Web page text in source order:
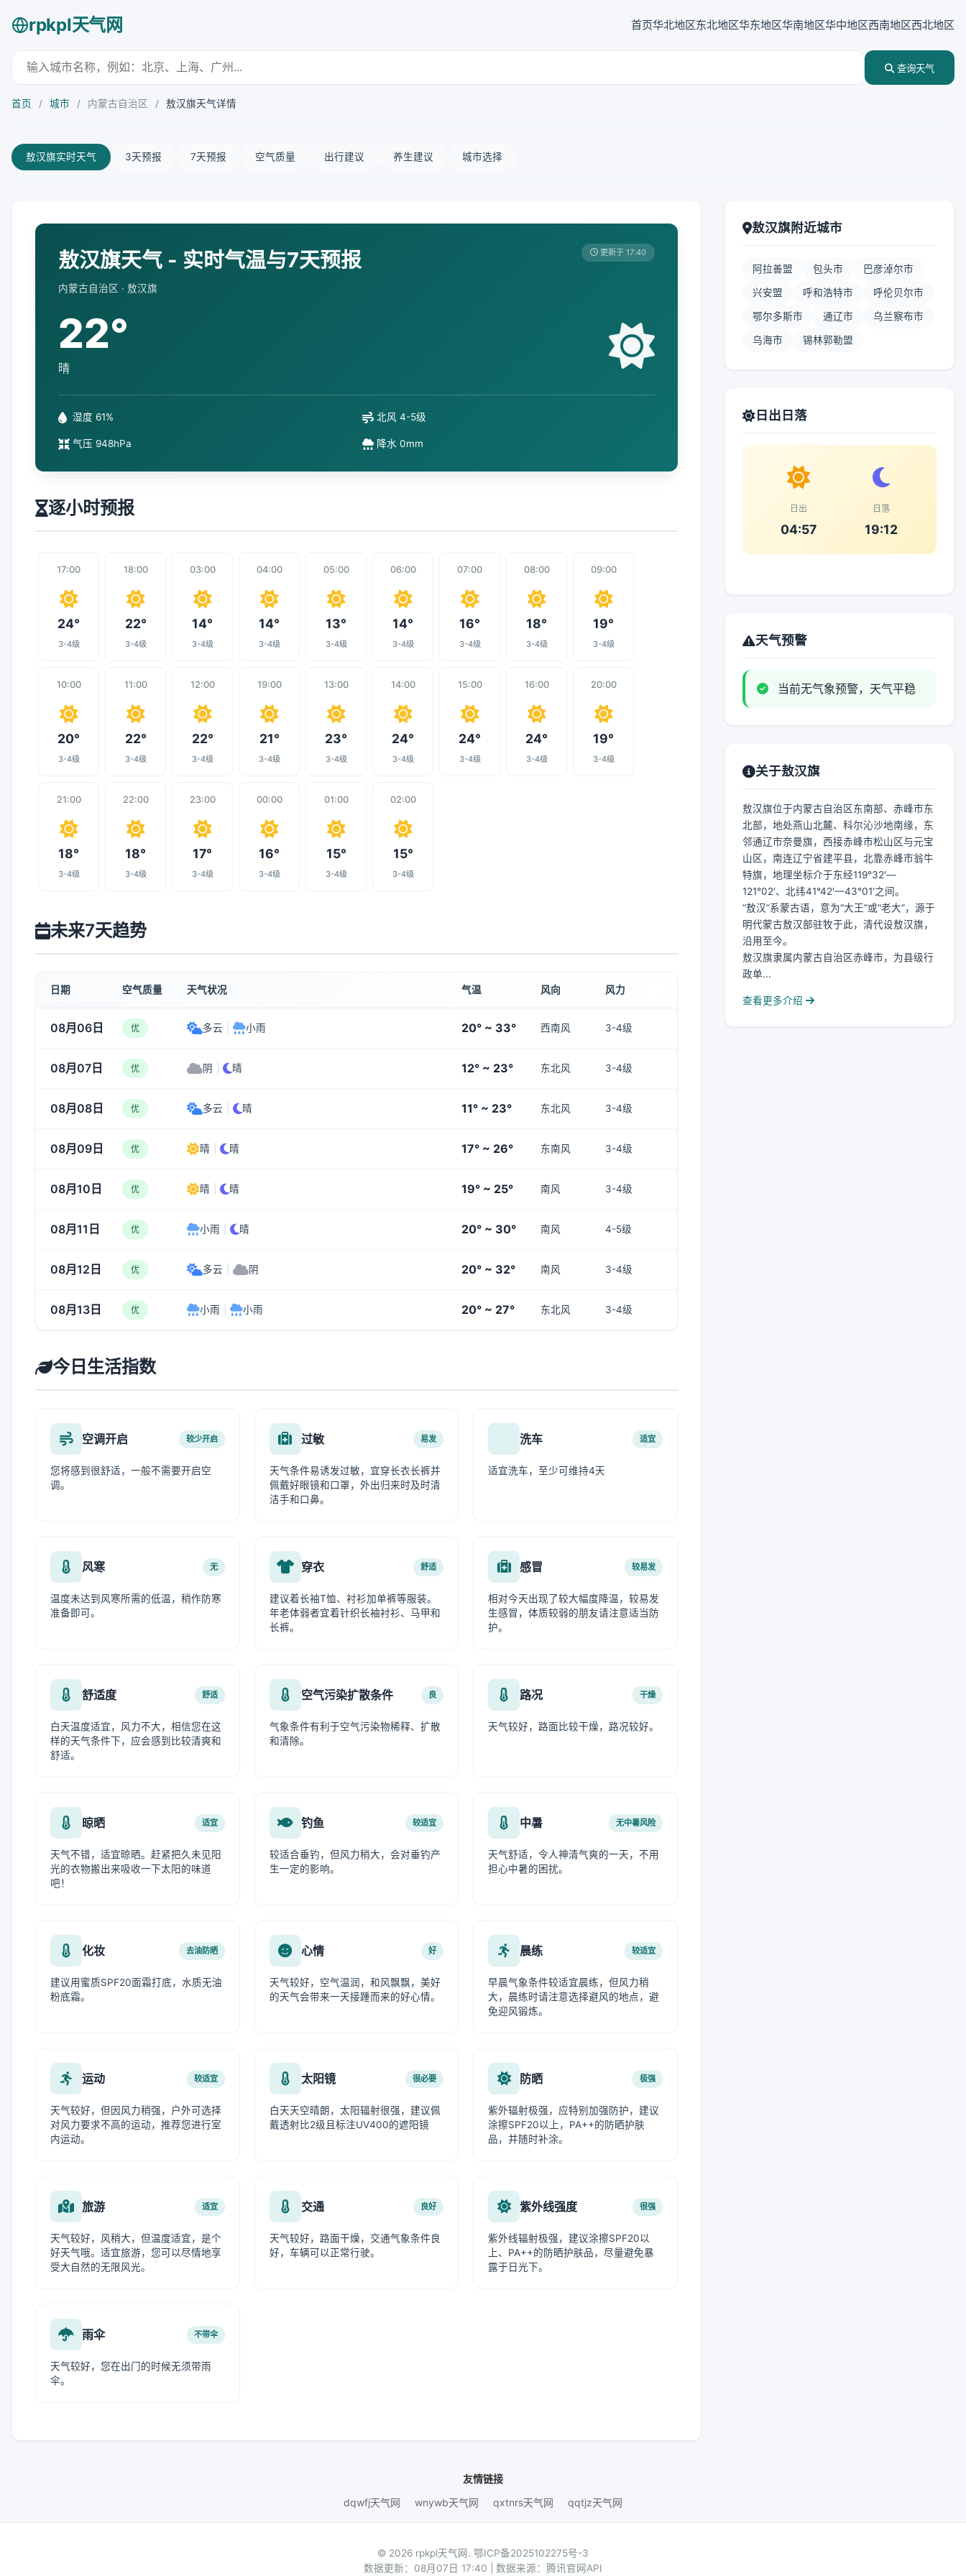
rpkpl天气网 首页华北地区东北地区华东地区华南地区华中地区西南地区西北地区
查询天气
首页 / 城市 / 内蒙古自治区 / 敖汉旗天气详情
敖汉旗实时天气 3天预报 7天预报 空气质量 出行建议 养生建议 城市选择
敖汉旗天气 - 实时气温与7天预报
内蒙古自治区 · 敖汉旗
更新于 17:40
22°
晴
湿度 61% 北风 4-5级
气压 948hPa 降水 0mm
逐小时预报
17:00
24°
3-4级
18:00
22°
3-4级
03:00
14°
3-4级
04:00
14°
3-4级
05:00
13°
3-4级
06:00
14°
3-4级
07:00
16°
3-4级
08:00
18°
3-4级
09:00
19°
3-4级
10:00
20°
3-4级
11:00
22°
3-4级
12:00
22°
3-4级
19:00
21°
3-4级
13:00
23°
3-4级
14:00
24°
3-4级
15:00
24°
3-4级
16:00
24°
3-4级
20:00
19°
3-4级
21:00
18°
3-4级
22:00
18°
3-4级
23:00
17°
3-4级
00:00
16°
3-4级
01:00
15°
3-4级
02:00
15°
3-4级
未来7天趋势
日期 空气质量 天气状况 气温 风向 风力
08月06日 优 多云 小雨 20° ~ 33° 西南风 3-4级
08月07日 优 阴 晴 12° ~ 23° 东北风 3-4级
08月08日 优 多云 晴 11° ~ 23° 东北风 3-4级
08月09日 优 晴 晴 17° ~ 26° 东南风 3-4级
08月10日 优 晴 晴 19° ~ 25° 南风 3-4级
08月11日 优 小雨 晴 20° ~ 30° 南风 4-5级
08月12日 优 多云 阴 20° ~ 32° 南风 3-4级
08月13日 优 小雨 小雨 20° ~ 27° 东北风 3-4级
今日生活指数
空调开启 较少开启
您将感到很舒适，一般不需要开启空
调。
过敏 易发
天气条件易诱发过敏，宜穿长衣长裤并
佩戴好眼镜和口罩，外出归来时及时清
洁手和口鼻。
洗车 适宜
适宜洗车，至少可维持4天
风寒 无
温度未达到风寒所需的低温，稍作防寒
准备即可。
穿衣 舒适
建议着长袖T恤、衬衫加单裤等服装。
年老体弱者宜着针织长袖衬衫、马甲和
长裤。
感冒 较易发
相对今天出现了较大幅度降温，较易发
生感冒，体质较弱的朋友请注意适当防
护。
舒适度 舒适
白天温度适宜，风力不大，相信您在这
样的天气条件下，应会感到比较清爽和
舒适。
空气污染扩散条件 良
气象条件有利于空气污染物稀释、扩散
和清除。
路况 干燥
天气较好，路面比较干燥，路况较好。
晾晒 适宜
天气不错，适宜晾晒。赶紧把久未见阳
光的衣物搬出来吸收一下太阳的味道
吧！
钓鱼 较适宜
较适合垂钓，但风力稍大，会对垂钓产
生一定的影响。
中暑 无中暑风险
天气舒适，令人神清气爽的一天，不用
担心中暑的困扰。
化妆 去油防晒
建议用蜜质SPF20面霜打底，水质无油
粉底霜。
心情 好
天气较好，空气温润，和风飘飘，美好
的天气会带来一天接踵而来的好心情。
晨练 较适宜
早晨气象条件较适宜晨练，但风力稍
大，晨练时请注意选择避风的地点，避
免迎风锻炼。
运动 较适宜
天气较好，但因风力稍强，户外可选择
对风力要求不高的运动，推荐您进行室
内运动。
太阳镜 很必要
白天天空晴朗，太阳辐射很强，建议佩
戴透射比2级且标注UV400的遮阳镜
防晒 极强
紫外辐射极强，应特别加强防护，建议
涂擦SPF20以上，PA++的防晒护肤
品，并随时补涂。
旅游 适宜
天气较好，风稍大，但温度适宜，是个
好天气哦。适宜旅游，您可以尽情地享
受大自然的无限风光。
交通 良好
天气较好，路面干燥，交通气象条件良
好，车辆可以正常行驶。
紫外线强度 很强
紫外线辐射极强，建议涂擦SPF20以
上、PA++的防晒护肤品，尽量避免暴
露于日光下。
雨伞 不带伞
天气较好，您在出门的时候无须带雨
伞。
敖汉旗附近城市
阿拉善盟 包头市 巴彦淖尔市
兴安盟 呼和浩特市 呼伦贝尔市
鄂尔多斯市 通辽市 乌兰察布市
乌海市 锡林郭勒盟
日出日落
日出
04:57
日落
19:12
天气预警
当前无气象预警，天气平稳
关于敖汉旗
敖汉旗位于内蒙古自治区东南部、赤峰市东
北部，地处燕山北麓、科尔沁沙地南缘，东
邻通辽市奈曼旗，西接赤峰市松山区与元宝
山区，南连辽宁省建平县，北靠赤峰市翁牛
特旗，地理坐标介于东经119°32′—
121°02′、北纬41°42′—43°01′之间。
“敖汉”系蒙古语，意为“大王”或“老大”，源于
明代蒙古敖汉部驻牧于此，清代设敖汉旗，
沿用至今。
敖汉旗隶属内蒙古自治区赤峰市，为县级行
政单...
查看更多介绍
友情链接
dqwfj天气网
wnywb天气网 qxtnrs天气网 qqtjz天气网
© 2026 rpkpl天气网. 鄂ICP备2025102275号-3
数据更新：08月07日 17:40 | 数据来源：腾讯官网API